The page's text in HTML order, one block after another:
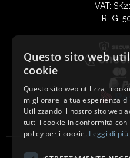
VAT:
REG:
Questo sito web
cookie
Questo sito web utilizza i
migliorare la tua esperienza
Utilizzando il nostro sito web
tutti i cookie in conformità con
policy per i cookie. Leggi di più